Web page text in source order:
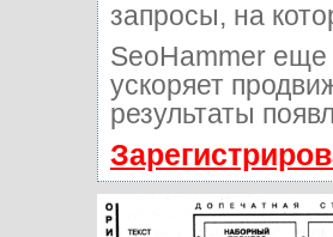
запросы, на
SeoHammer еще
ускоряет
результаты